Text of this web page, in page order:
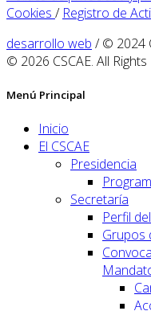
Cookies / Registro de
desarrollo web / © 2024
© 2026 CSCAE. All
Menú Principal
Inicio
El CSCAE
Presidencia
Secretaría
Perfil
Grupos